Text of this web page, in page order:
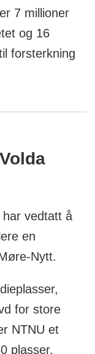
7 millioner
og 16
forsterkning
har vedtatt å
en
Nytt.
for store
NTNU et
plasser.